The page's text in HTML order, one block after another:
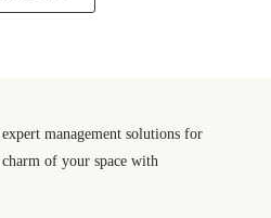
management solutions for
of your space with